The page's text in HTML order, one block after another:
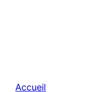
Accueil